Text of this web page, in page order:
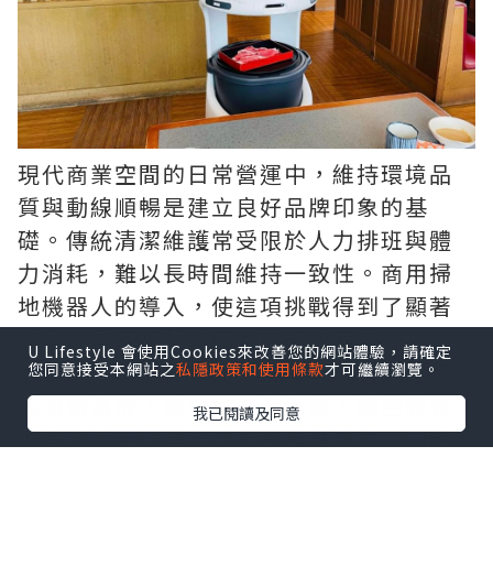
現代商業空間的日常營運中，維持環境品
質與動線順暢是建立良好品牌印象的基
礎。傳統清潔維護常受限於人力排班與體
力消耗，難以長時間維持一致性。商用掃
地機器人的導入，使這項挑戰得到了顯著
改善。具備智慧避障與極高效率的商用掃
地機器人，能在夜間或離峰時段自動進行
大面積清掃，確保地面清潔度，讓空間管
理者能以更精準方式控制維護成本，同時
U Lifestyle 會使用Cookies來改善您的網站體驗，請確定
您同意接受本網站之私隱政策和使用條款才可繼續瀏覽。
我已閱讀及同意